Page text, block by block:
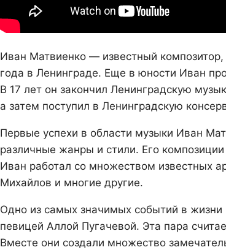
Иван Матвиенко — известный
года в Ленинграде. Еще в юности Иван
В 17 лет он закончил Ленинградскую
а затем поступил в Ленинградскую
Первые успехи в области музыки Иван
различные жанры и стили. Его
Иван работал со множеством известных
Михайлов и многие другие.
Одно из самых значимых событий в жизни
певицей Аллой Пугачевой. Эта пара
Вместе они создали множество